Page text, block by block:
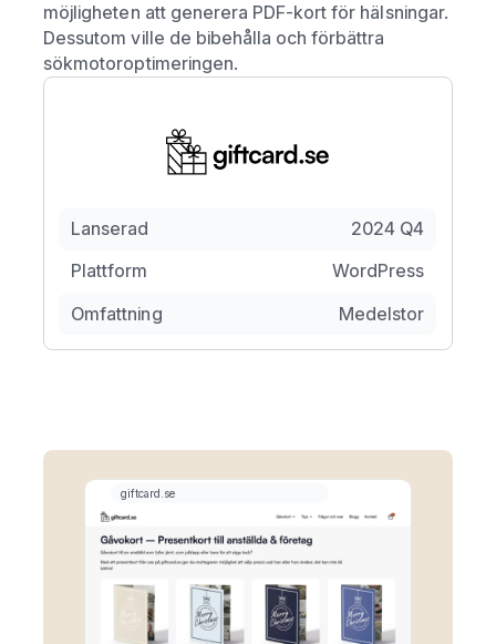
möjligheten att generera PDF-kort för hälsningar.
Dessutom ville de bibehålla och förbättra
sökmotoroptimeringen.
Lanserad
2024 Q4
Plattform
WordPress
Omfattning
Medelstor